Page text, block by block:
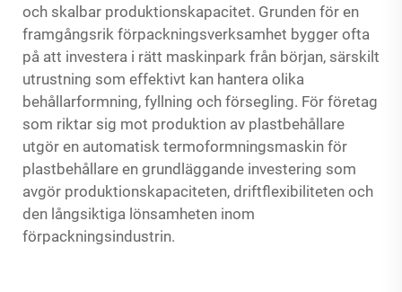
och skalbar produktionskapacitet. Grunden för en
framgångsrik förpackningsverksamhet bygger ofta
på att investera i rätt maskinpark från början, särskilt
utrustning som effektivt kan hantera olika
behållarformning, fyllning och försegling. För företag
som riktar sig mot produktion av plastbehållare
utgör en automatisk termoformningsmaskin för
plastbehållare en grundläggande investering som
avgör produktionskapaciteten, driftflexibiliteten och
den långsiktiga lönsamheten inom
förpackningsindustrin.